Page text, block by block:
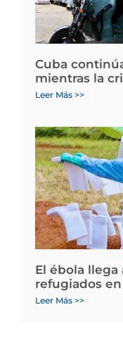
Cuba
mientras la
Leer Más >>
El ébola
refugiados en
Leer Más >>